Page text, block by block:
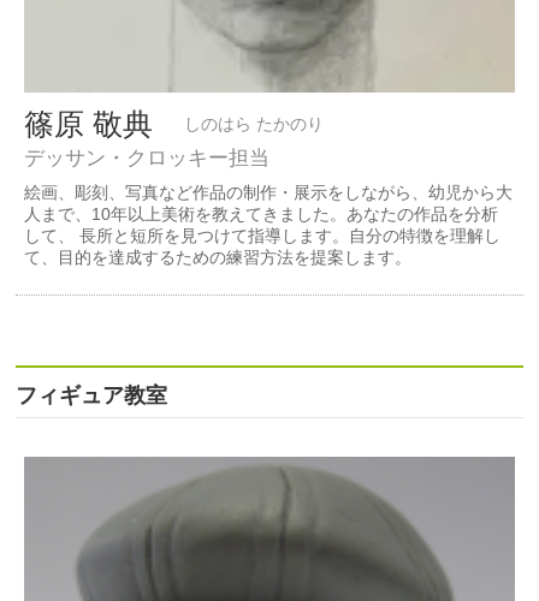
篠原 敬典 しのはら たかのり
デッサン・クロッキー担当
絵画、彫刻、写真など作品の制作・展示をしながら、幼児から大
人まで、10年以上美術を教えてきました。あなたの作品を分析
して、 長所と短所を見つけて指導します。自分の特徴を理解し
て、目的を達成するための練習方法を提案します。
フィギュア教室